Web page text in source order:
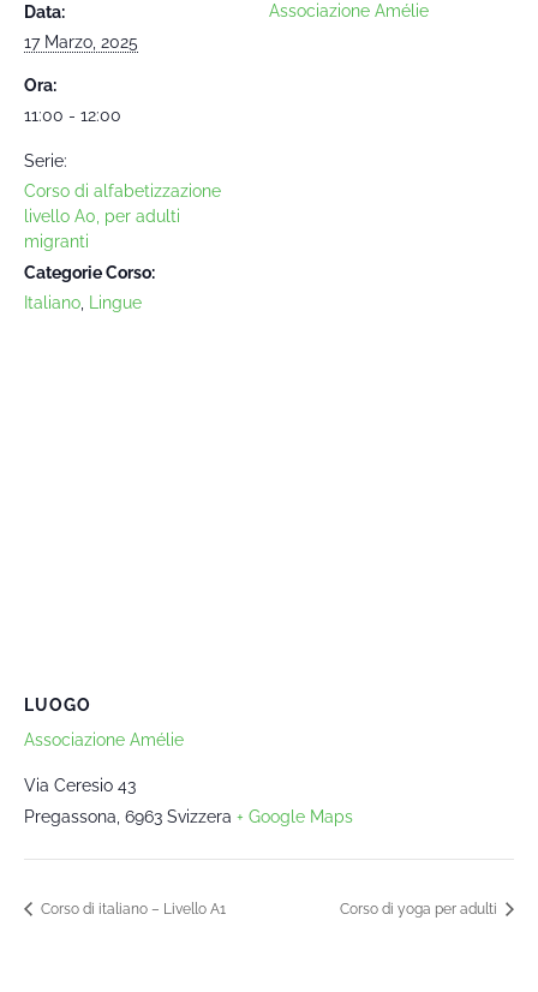
Data:
17 Marzo, 2025
Ora:
11:00 - 12:00
Serie:
Corso di alfabetizzazione
livello A0, per adulti
migranti
Categorie Corso:
Italiano
Lingue
Associazione Amélie
LUOGO
Associazione Amélie
Via Ceresio 43
Pregassona 6963 Svizzera + Google Maps
Corso di italiano – Livello A1 Corso di yoga per adulti